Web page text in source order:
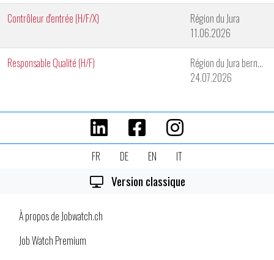
Contrôleur d'entrée (H/F/X)
Région du Jura
11.06.2026
Responsable Qualité (H/F)
Région du Jura bernois
24.07.2026
FR DE EN IT
Version classique
À propos de Jobwatch.ch
Job Watch Premium